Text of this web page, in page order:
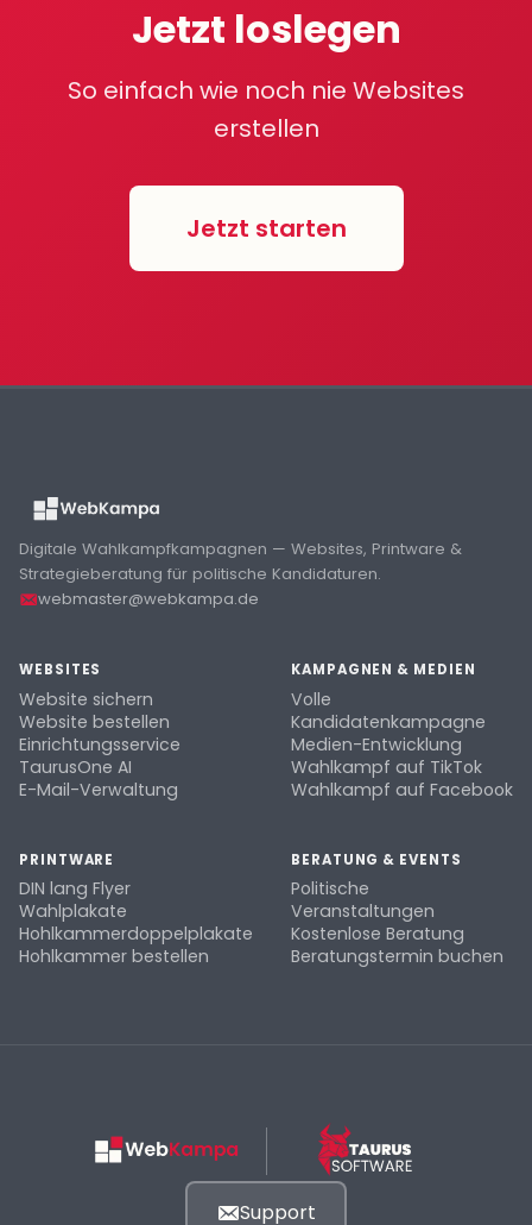
Jetzt loslegen
So einfach wie noch nie Websites
erstellen
Jetzt starten
Digitale Wahlkampfkampagnen — Websites, Printware &
Strategieberatung für politische Kandidaturen.
webmaster@webkampa.de
WEBSITES
Website sichern
Website bestellen
Einrichtungsservice
TaurusOne AI
E-Mail-Verwaltung
KAMPAGNEN & MEDIEN
Volle
Kandidatenkampagne
Medien-Entwicklung
Wahlkampf auf TikTok
Wahlkampf auf Facebook
PRINTWARE
DIN lang Flyer
Wahlplakate
Hohlkammerdoppelplakate
Hohlkammer bestellen
BERATUNG & EVENTS
Politische
Veranstaltungen
Kostenlose Beratung
Beratungstermin buchen
Support